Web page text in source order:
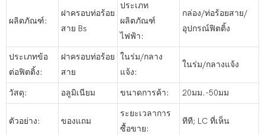
ผลิตภัณฑ์:
ฝาครอบท่อร้อย
สาย Bs
ประเภท
ผลิตภัณฑ์
ไฟฟ้า:
กล่อง/ท่อร้อยสาย/
อุปกรณ์ฟิตติ้ง
ประเภทข้อ
ต่อฟิตติ้ง:
ฝาครอบท่อร้อย
สาย
ในร่ม/กลาง
แจ้ง:
ในร่ม/กลางแจ้ง
วัสดุ: อลูมิเนียม ขนาดการค้า: 20มม.-50มม
ตัวอย่าง: ของแถม
ระยะเวลาการ
ซื้อขาย:
ทีที; LC ที่เห็น